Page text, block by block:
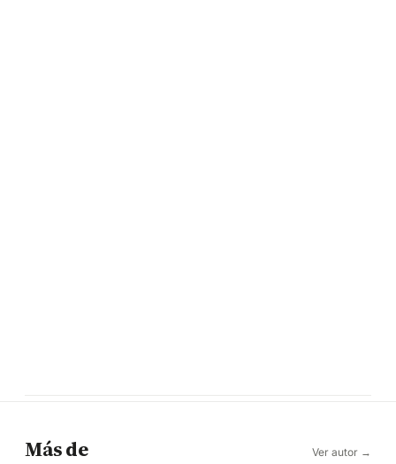
Más de Ver autor →